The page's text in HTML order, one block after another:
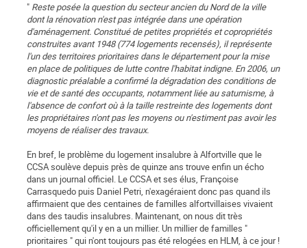
" Reste posée la question du secteur ancien du Nord de la ville
dont la rénovation n'est pas intégrée dans une opération
d'aménagement. Constitué de petites propriétés et copropriétés
construites avant 1948 (774 logements recensés), il représente
l'un des territoires prioritaires dans le département pour la mise
en place de politiques de lutte contre l'habitat indigne. En 2006, un
diagnostic préalable a confirmé la dégradation des conditions de
vie et de santé des occupants, notamment liée au saturnisme, à
l'absence de confort où à la taille restreinte des logements dont
les propriétaires n'ont pas les moyens ou n'estiment pas avoir les
moyens de réaliser des travaux.
En bref, le problème du logement insalubre à Alfortville que le
CCSA soulève depuis près de quinze ans trouve enfin un écho
dans un journal officiel. Le CCSA et ses élus, Françoise
Carrasquedo puis Daniel Petri, n'exagéraient donc pas quand ils
affirmaient que des centaines de familles alfortvillaises vivaient
dans des taudis insalubres. Maintenant, on nous dit très
officiellement qu'il y en a un millier. Un millier de familles "
prioritaires " qui n'ont toujours pas été relogées en HLM, à ce jour !